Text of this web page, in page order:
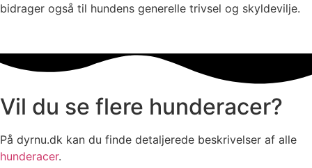
bidrager også til hundens generelle trivsel og skyldevilje.
Vil du se flere hunderacer?
På dyrnu.dk kan du finde detaljerede beskrivelser af alle
hunderacer.